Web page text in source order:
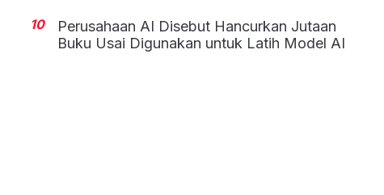
10
Perusahaan AI Disebut Hancurkan Jutaan
Buku Usai Digunakan untuk Latih Model AI